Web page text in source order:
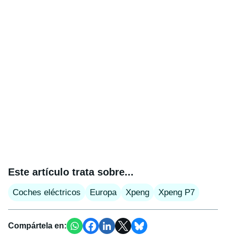
Este artículo trata sobre...
Coches eléctricos Europa Xpeng Xpeng P7
Compártela en: